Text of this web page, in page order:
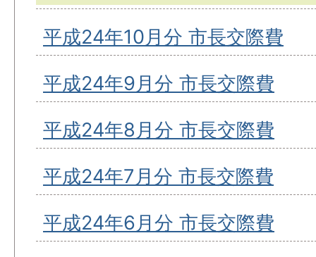
平成24年10月分 市長交際費
平成24年9月分 市長交際費
平成24年8月分 市長交際費
平成24年7月分 市長交際費
平成24年6月分 市長交際費